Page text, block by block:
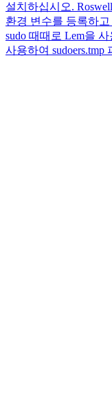
설치하십시오.
환경 변수를 등록하
sudo 때때로 Lem을
사용하여 sudoers.tmp